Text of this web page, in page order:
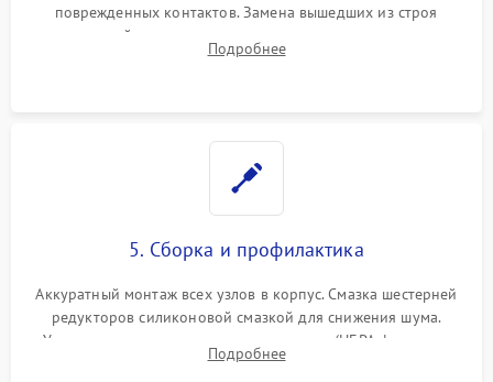
поврежденных контактов. Замена вышедших из строя
двигателей, изношенного аккумулятора, неисправного
лидара или помпы подачи воды. Восстановление шлейфов и
Подробнее
5. Сборка и профилактика
Аккуратный монтаж всех узлов в корпус. Смазка шестерней
редукторов силиконовой смазкой для снижения шума.
Установка новых расходных материалов (HEPA-фильтров,
микрофибры, щеток). Надежная фиксация разъемов и
Подробнее